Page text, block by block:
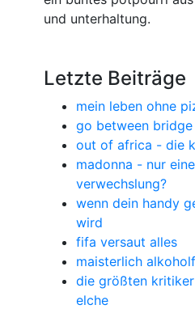
und unterhaltung.
Letzte Beiträge
mein leben ohne
go between bridge
out of africa - die
madonna - nur eine
verwechslung?
wenn dein handy
wird
fifa versaut alles
maisterlich
die größten
elche